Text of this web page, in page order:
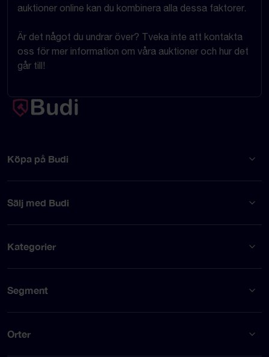
auktioner online kan du kombinera alla dessa faktorer.
Är det något du undrar över? Tveka inte att kontakta
oss för mer information om våra auktioner och hur det
går till!
Köpa på Budi
Sälj med Budi
Kategorier
Segment
Orter